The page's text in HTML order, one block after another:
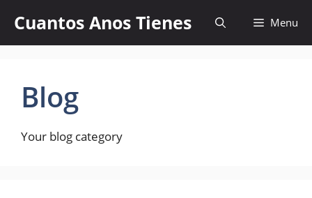
content
Cuantos Anos Tienes Menu
Blog
Your blog category